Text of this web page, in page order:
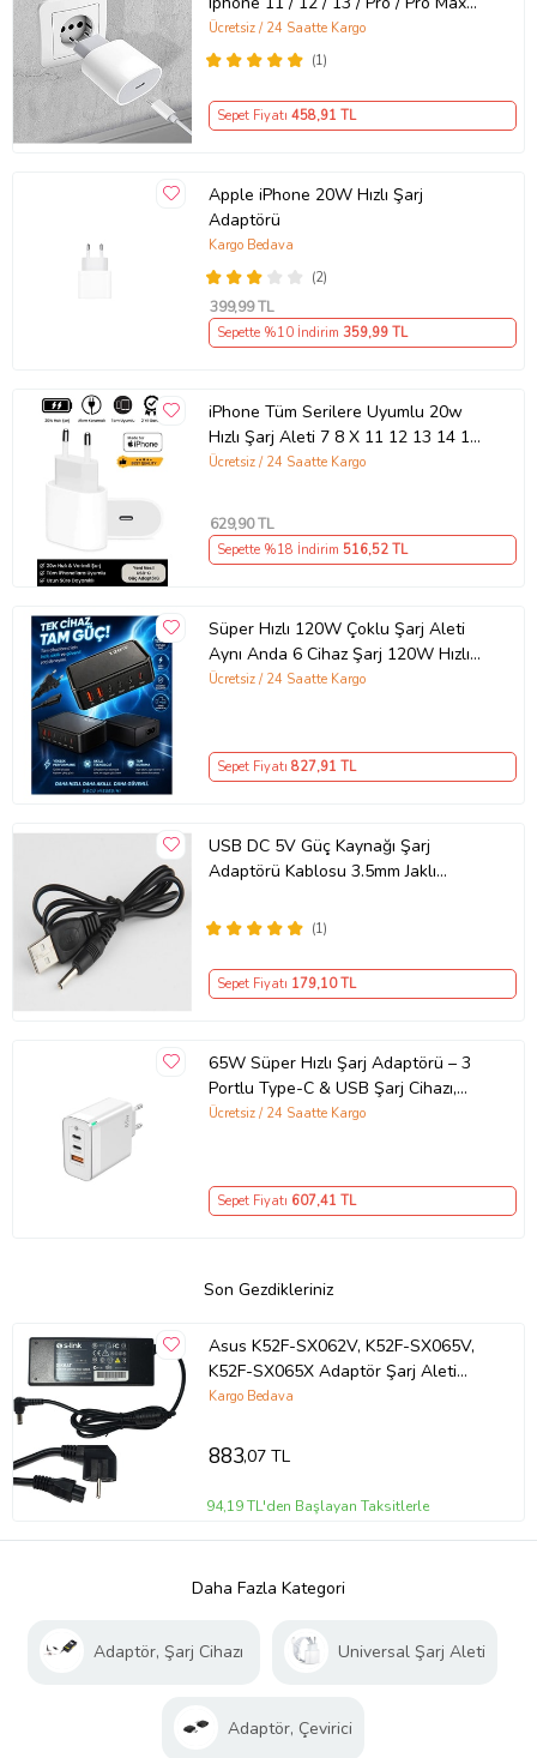
Uyumlu Şarj Aleti Seti
(1)
Ücretsiz / 24 Saatte Kargo
Sepet Fiyatı 458,91 TL
Apple iPhone 20W Hızlı Şarj
Adaptörü
(2)
Kargo Bedava
399,99 TL
Sepette %10 İndirim 359,99 TL
iPhone Tüm Serilere Uyumlu 20w
Hızlı Şarj Aleti 7 8 X 11 12 13 14 15
16 İçin Type-C Girişli Adaptör
Ücretsiz / 24 Saatte Kargo
629,90 TL
Sepette %18 İndirim 516,52 TL
Süper Hızlı 120W Çoklu Şarj Aleti
Aynı Anda 6 Cihaz Şarj 120W Hızlı
Şarj İstasyonu Çoklu USB & Type-C
Ücretsiz / 24 Saatte Kargo
Sepet Fiyatı 827,91 TL
USB DC 5V Güç Kaynağı Şarj
Adaptörü Kablosu 3.5mm Jaklı
(1)
Sepet Fiyatı 179,10 TL
65W Süper Hızlı Şarj Adaptörü – 3
Portlu Type-C & USB Şarj Cihazı,
GaN Teknolojili 65W Hızlı Şarj Cihazı
Adaptörü – Type-C ve USB Çıkışlı,
Evrensel 65W Duvar Tipi Şarj
Ücretsiz / 24 Saatte Kargo
Sepet Fiyatı 607,41 TL
Son Gezdikleriniz
Asus K52F-SX062V, K52F-SX065V,
K52F-SX065X Adaptör Şarj Aleti
(Siyah)
Kargo Bedava
883,07 TL
94,19 TL'den Başlayan Taksitlerle
Daha Fazla Kategori
Adaptör, Şarj Cihazı Universal Şarj Aleti
Adaptör, Çevirici